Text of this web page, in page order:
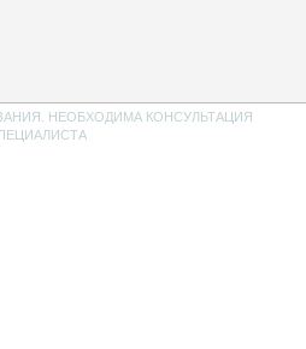
НЕОБХОДИМА КОНСУЛЬТАЦИЯ